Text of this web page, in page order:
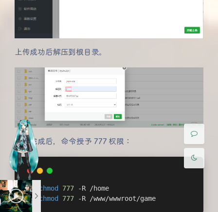
关闭 灰度
上传成功后解压到根目录。
解压完成后，命令授予 777 权限：
chmod 777 -R /home
chmod
777 -R /www/wwwroot/game